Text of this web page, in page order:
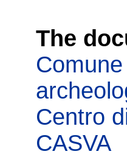
The
Centro
CASVA